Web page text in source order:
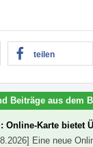
teilen
Beiträge aus dem
Online-Karte bietet
Eine neue